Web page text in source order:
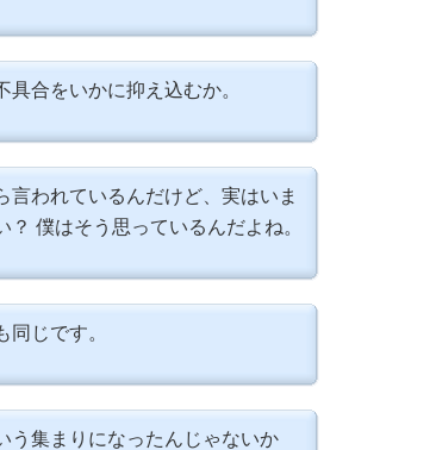
合をいかに抑え込むか。
言われているんだけど、実はいま
？ 僕はそう思っているんだよね。
同じです。
う集まりになったんじゃないか